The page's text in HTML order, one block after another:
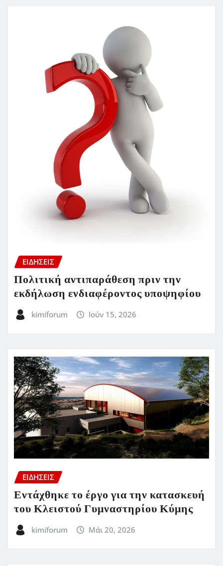
ΕΙΔΗΣΕΙΣ
Πολιτική αντιπαράθεση πριν την
εκδήλωση ενδιαφέροντος υποψηφίου
kimiforum Ιούν 15, 2026
ΕΙΔΗΣΕΙΣ
Εντάχθηκε το έργο για την κατασκευή
του Κλειστού Γυμναστηρίου Κύμης
kimiforum Μάι 20, 2026